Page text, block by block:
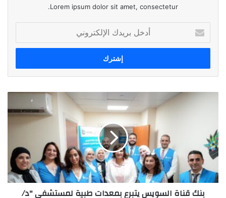
Lorem ipsum dolor sit amet, consectetur.
بريدك
الإلكتروني
يتبرع
بمعدات
طبية
لمستشفى
"د/
عبلة
الكحلاوي"بنك قناة السويس يتبرع بمعدات طبية لمستشفى "د/